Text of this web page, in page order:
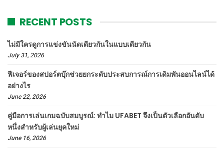
RECENT POSTS
ไม่มีใครดูการแข่งขันนัดเดียวกันในแบบเดียวกัน
July 31, 2026
ฟีเจอร์ของสปอร์ตบุ๊กช่วยยกระดับประสบการณ์การเดิมพันออนไลน์ได้
อย่างไร
June 22, 2026
คู่มือการเล่นเกมฉบับสมบูรณ์: ทำไม UFABET จึงเป็นตัวเลือกอันดับ
หนึ่งสำหรับผู้เล่นยุคใหม่
June 16, 2026